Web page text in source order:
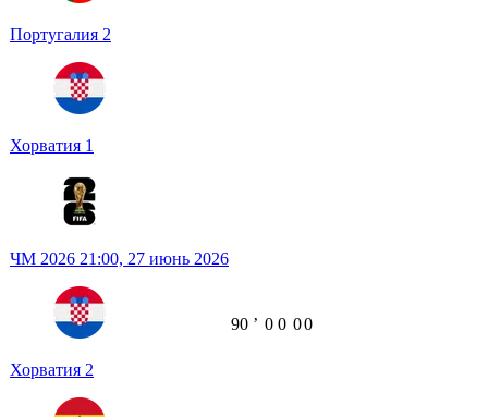
Португалия 2
Хорватия 1
ЧМ 2026 21:00, 27 июнь 2026
Хорватия 2
90 ʼ 0 0 00